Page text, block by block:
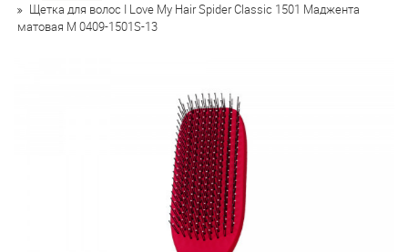
Щетка для волос I Love My Hair Spider Classic 1501 Маджента
матовая M 0409-1501S-13